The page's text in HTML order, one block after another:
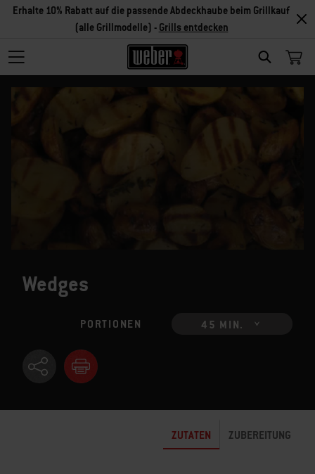
SEARCH
Erhalte 10% Rabatt auf die passende Abdeckhaube beim Grillkauf
(alle Grillmodelle) - Grills entdecken
Wedges
PORTIONEN 45 MIN.
ZUTATEN ZUBEREITUNG